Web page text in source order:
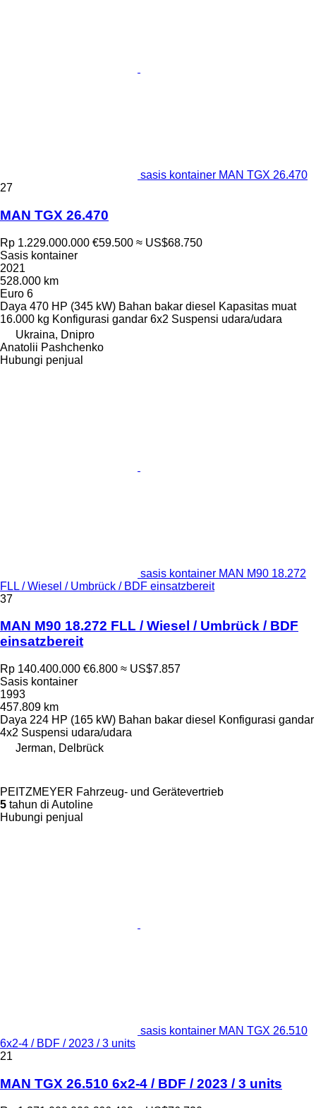
sasis kontainer MAN TGX 26.470
27
MAN TGX 26.470
Rp 1.229.000.000 €59.500 ≈ US$68.750
Sasis kontainer
2021
528.000 km
Euro 6
Daya 470 HP (345 kW) Bahan bakar diesel Kapasitas muat
16.000 kg Konfigurasi gandar 6x2 Suspensi udara/udara
Ukraina, Dnipro
Anatolii Pashchenko
Hubungi penjual
sasis kontainer MAN M90 18.272
FLL / Wiesel / Umbrück / BDF einsatzbereit
37
MAN M90 18.272 FLL / Wiesel / Umbrück / BDF
einsatzbereit
Rp 140.400.000 €6.800 ≈ US$7.857
Sasis kontainer
1993
457.809 km
Daya 224 HP (165 kW) Bahan bakar diesel Konfigurasi gandar
4x2 Suspensi udara/udara
Jerman, Delbrück
PEITZMEYER Fahrzeug- und Gerätevertrieb
5 tahun di Autoline
Hubungi penjual
sasis kontainer MAN TGX 26.510
6x2-4 / BDF / 2023 / 3 units
21
MAN TGX 26.510 6x2-4 / BDF / 2023 / 3 units